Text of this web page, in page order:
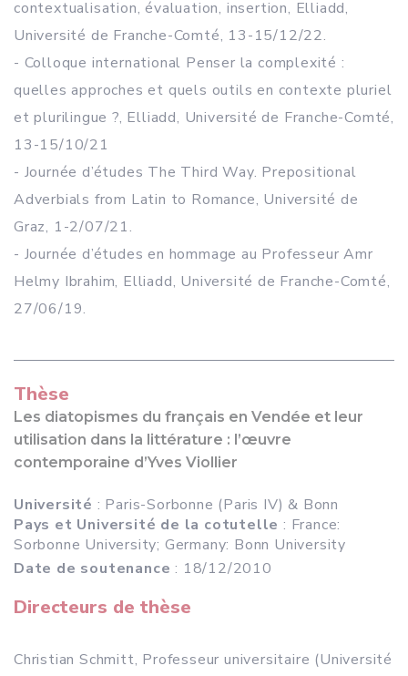
contextualisation, évaluation, insertion, Elliadd,
Université de Franche-Comté, 13-15/12/22.
- Colloque international Penser la complexité :
quelles approches et quels outils en contexte pluriel
et plurilingue ?, Elliadd, Université de Franche-Comté,
13-15/10/21
- Journée d’études The Third Way. Prepositional
Adverbials from Latin to Romance, Université de
Graz, 1-2/07/21.
- Journée d’études en hommage au Professeur Amr
Helmy Ibrahim, Elliadd, Université de Franche-Comté,
27/06/19.
Thèse
Les diatopismes du français en Vendée et leur
utilisation dans la littérature : l’œuvre
contemporaine d’Yves Viollier
Université : Paris-Sorbonne (Paris IV) & Bonn
Pays et Université de la cotutelle : France:
Sorbonne University; Germany: Bonn University
Date de soutenance : 18/12/2010
Directeurs de thèse
Christian Schmitt, Professeur universitaire (Université